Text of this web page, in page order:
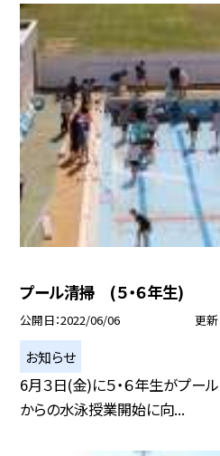
プール清掃 (５・６年生)
公開日 2022/06/06 更
お知らせ
6月３日(金)に５・６年生がプー
からの水泳授業開始に向...